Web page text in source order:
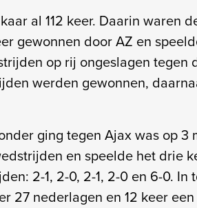
al 112 keer. Daarin waren
gewonnen door AZ en
op rij ongeslagen tegen
werden gewonnen,
ging tegen Ajax was op 3
en speelde het drie
2-1, 2-0, 2-1, 2-0 en 6-0. In
27 nederlagen en 12 keer